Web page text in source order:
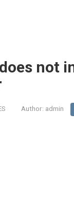
not
Author: admin